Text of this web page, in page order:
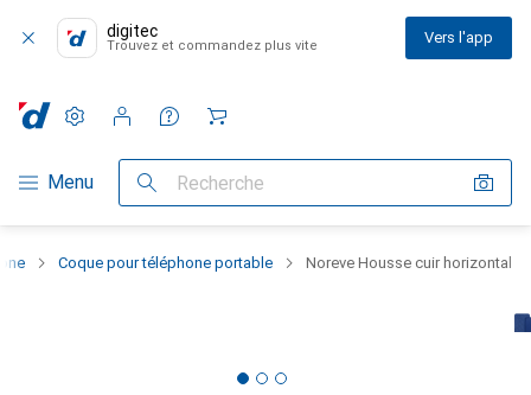
digitec
Trouvez et commandez plus vite Vers l'app
Navigation par catégorie
Menu Recherche
Paramètres
Compte client
Listes de comparaison
Listes d'envies
Panier
Coque pour téléphone portable Noreve Housse cuir horizontal